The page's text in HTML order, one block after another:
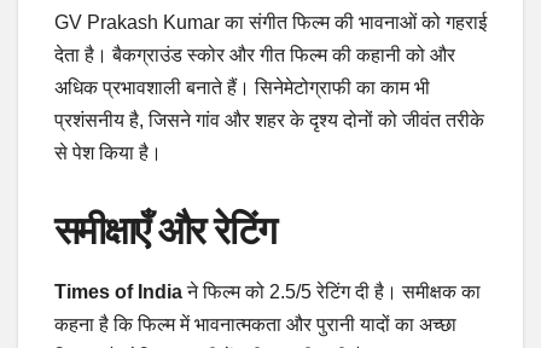
GV Prakash Kumar का संगीत फिल्म की भावनाओं को गहराई
देता है। बैकग्राउंड स्कोर और गीत फिल्म की कहानी को और
अधिक प्रभावशाली बनाते हैं। सिनेमेटोग्राफी का काम भी
प्रशंसनीय है, जिसने गांव और शहर के दृश्य दोनों को जीवंत तरीके
से पेश किया है।
समीक्षाएँ और रेटिंग
Times of Indiaने फिल्म को 2.5/5 रेटिंग दी है। समीक्षक का
कहना है कि फिल्म में भावनात्मकता और पुरानी यादों का अच्छा